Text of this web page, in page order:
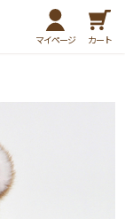
マイページ カート